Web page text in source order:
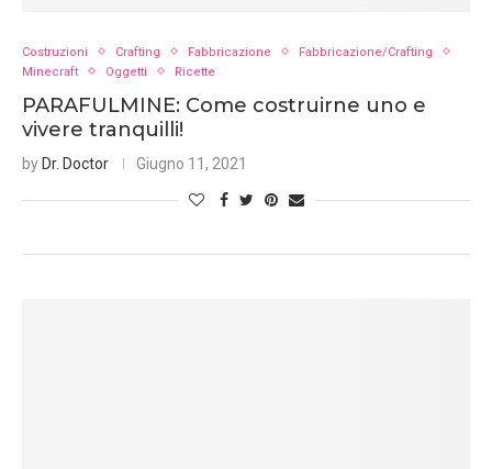
Costruzioni Crafting Fabbricazione
Fabbricazione/Crafting
Minecraft
Oggetti Ricette
PARAFULMINE: Come costruirne uno e
vivere tranquilli!
by Dr. Doctor Giugno 11, 2021